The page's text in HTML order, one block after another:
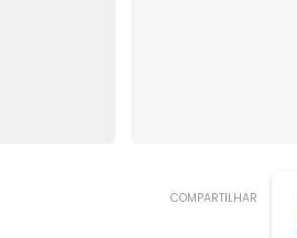
COMPARTILHAR